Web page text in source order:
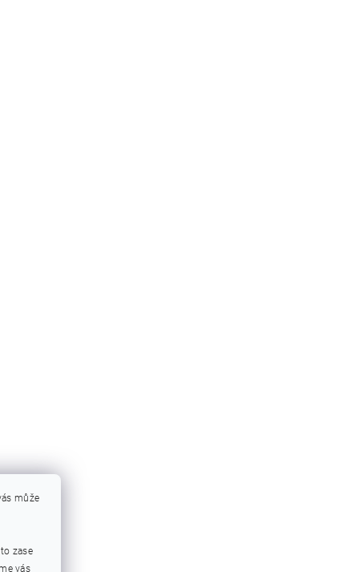
může
zase
vás